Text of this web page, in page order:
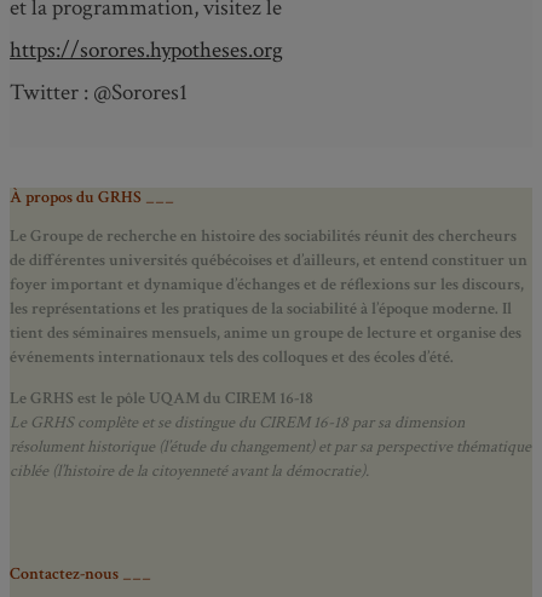
et la programmation, visitez le
https://sorores.hypotheses.org
Twitter : @Sorores1
À propos du GRHS ___
Le Groupe de recherche en histoire des sociabilités réunit des chercheurs
de différentes universités québécoises et d’ailleurs, et entend constituer un
foyer important et dynamique d’échanges et de réflexions sur les discours,
les représentations et les pratiques de la sociabilité à l’époque moderne. Il
tient des séminaires mensuels, anime un groupe de lecture et organise des
événements internationaux tels des colloques et des écoles d’été.
Le GRHS est le pôle UQAM du CIREM 16-18
Le GRHS complète et se distingue du CIREM 16-18 par sa dimension
résolument historique (l’étude du changement) et par sa perspective thématique
ciblée (l’histoire de la citoyenneté avant la démocratie).
Contactez-nous ___